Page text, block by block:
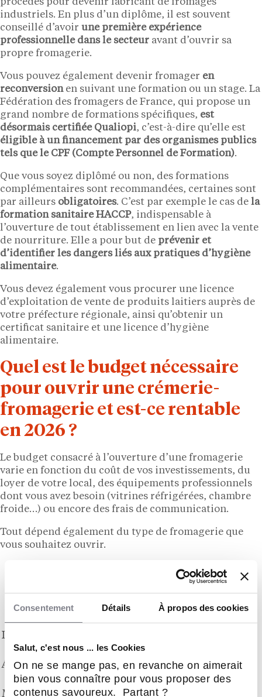
Consentement Détails À propos des cookies
Salut, c'est nous ... les Cookies
On ne se mange pas, en revanche on aimerait
bien vous connaître pour vous proposer des
contenus savoureux. Partant ?
industriels. En plus d’un diplôme, il est souvent
conseillé d’avoir une première expérience
professionnelle dans le secteur avant d’ouvrir sa
propre fromagerie.
Vous pouvez également devenir fromager en
reconversionen suivant une formation ou un stage. La
Fédération des fromagers de France, qui propose un
grand nombre de formations spécifiques, est
désormais certifiée Qualiopi, c’est-à-dire qu’elle est
éligible à un financement par des organismes publics
tels que le CPF (Compte Personnel de Formation).
Que vous soyez diplômé ou non, des formations
complémentaires sont recommandées, certaines sont
par ailleurs obligatoires. C’est par exemple le cas de la
formation sanitaire HACCP, indispensable à
l’ouverture de tout établissement en lien avec la vente
de nourriture. Elle a pour but de prévenir et
d’identifier les dangers liés aux pratiques d’hygiène
alimentaire.
Vous devez également vous procurer une licence
d’exploitation de vente de produits laitiers auprès de
votre préfecture régionale, ainsi qu’obtenir un
certificat sanitaire et une licence d’hygiène
alimentaire.
Quel est le budget nécessaire
pour ouvrir une crémerie-
fromagerie et est-ce rentable
en 2026 ?
Le budget consacré à l’ouverture d’une fromagerie
varie en fonction du coût de vos investissements, du
loyer de votre local, des équipements professionnels
dont vous avez besoin (vitrines réfrigérées, chambre
froide…) ou encore des frais de communication.
Tout dépend également du type de fromagerie que
vous souhaitez ouvrir.
Quel budget pour ouvrir une fromagerie
Quel budget pour ouvrir une fromagerie
classique ?
Local commercial
Aménagements
000€
Matériel professionnel
5 000€ – 20